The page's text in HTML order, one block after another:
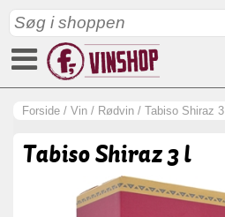
Forside / Vin / Rødvin / Tabiso Shiraz 3 l
Tabiso Shiraz 3 l